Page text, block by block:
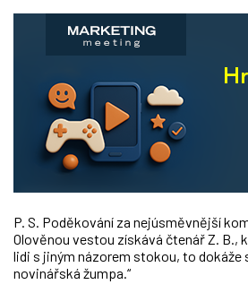
P. S. Poděkování za nejúsměvnější
Olověnou vestou získává čtenář Z. B.,
lidi s jiným názorem stokou, to dokáže
novinářská žumpa.“